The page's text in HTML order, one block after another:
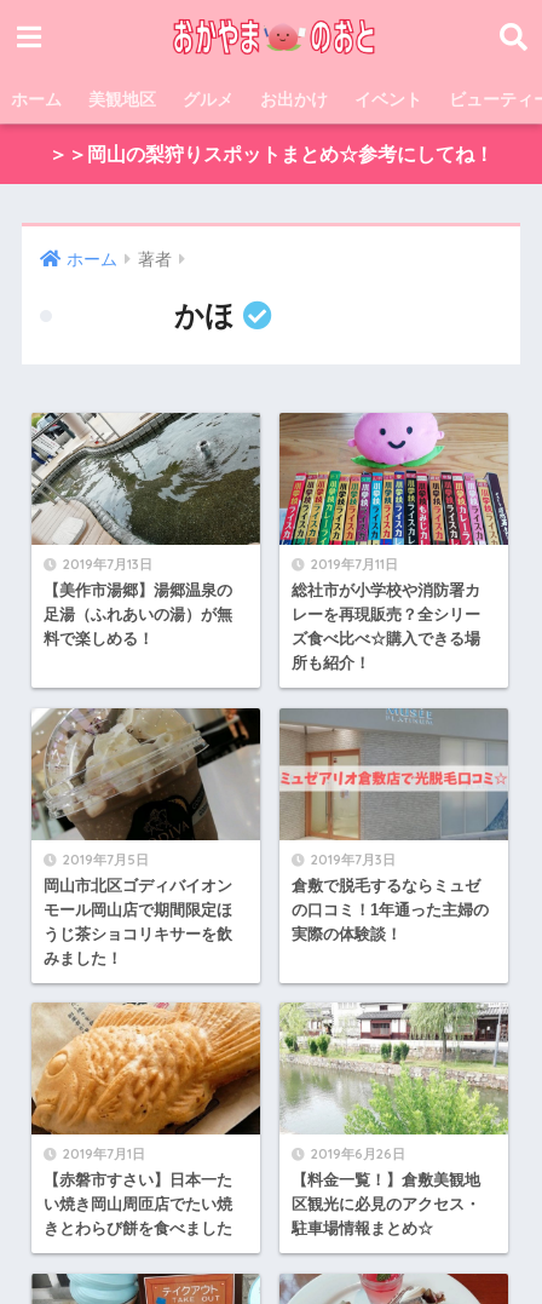
ホーム 美観地区 グルメ お出かけ イベント ビューティ
＞＞岡山の梨狩りスポットまとめ☆参考にしてね！
ホーム 著者
かほ
2019年7月13日
【美作市湯郷】湯郷温泉の
足湯（ふれあいの湯）が無
料で楽しめる！
2019年7月11日
総社市が小学校や消防署カ
レーを再現販売？全シリー
ズ食べ比べ☆購入できる場
所も紹介！
2019年7月5日
岡山市北区ゴディバイオン
モール岡山店で期間限定ほ
うじ茶ショコリキサーを飲
みました！
2019年7月3日
倉敷で脱毛するならミュゼ
の口コミ！1年通った主婦の
実際の体験談！
2019年7月1日
【赤磐市すさい】日本一た
い焼き岡山周匝店でたい焼
きとわらび餅を食べました
2019年6月26日
【料金一覧！】倉敷美観地
区観光に必見のアクセス・
駐車場情報まとめ☆